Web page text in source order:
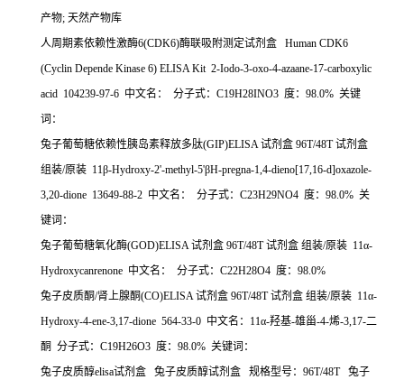
产物; 天然产物库
人周期素依赖性激酶6(CDK6)酶联吸附测定试剂盒 Human CDK6
(Cyclin Depende Kinase 6) ELISA Kit 2-Iodo-3-oxo-4-azaane-17-carboxylic
acid 104239-97-6 中文名： 分子式：C19H28INO3 度：98.0% 关键
词：
兔子葡萄糖依赖性胰岛素释放多肽(GIP)ELISA 试剂盒 96T/48T 试剂盒
组装/原装 11β-Hydroxy-2'-methyl-5'βH-pregna-1,4-dieno[17,16-d]oxazole-
3,20-dione 13649-88-2 中文名： 分子式：C23H29NO4 度：98.0% 关
键词：
兔子葡萄糖氧化酶(GOD)ELISA 试剂盒 96T/48T 试剂盒 组装/原装 11α-
Hydroxycanrenone 中文名： 分子式：C22H28O4 度：98.0%
兔子皮质酮/肾上腺酮(CO)ELISA 试剂盒 96T/48T 试剂盒 组装/原装 11α-
Hydroxy-4-ene-3,17-dione 564-33-0 中文名：11α-羟基-雄甾-4-烯-3,17-二
酮 分子式：C19H26O3 度：98.0% 关键词：
兔子皮质醇elisa试剂盒 兔子皮质醇试剂盒 规格型号：96T/48T 兔子